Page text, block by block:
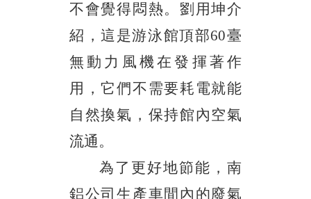
不會覺得悶熱。劉用坤介
紹，這是游泳館頂部60臺
無動力風機在發揮著作
用，它們不需要耗電就能
自然換氣，保持館內空氣
流通。
為了更好地節能，南
鋁公司生產車間內的廢氣